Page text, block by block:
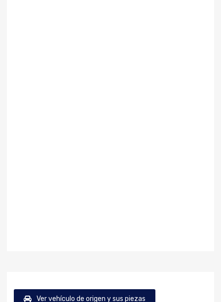
Ver vehículo de origen y sus piezas